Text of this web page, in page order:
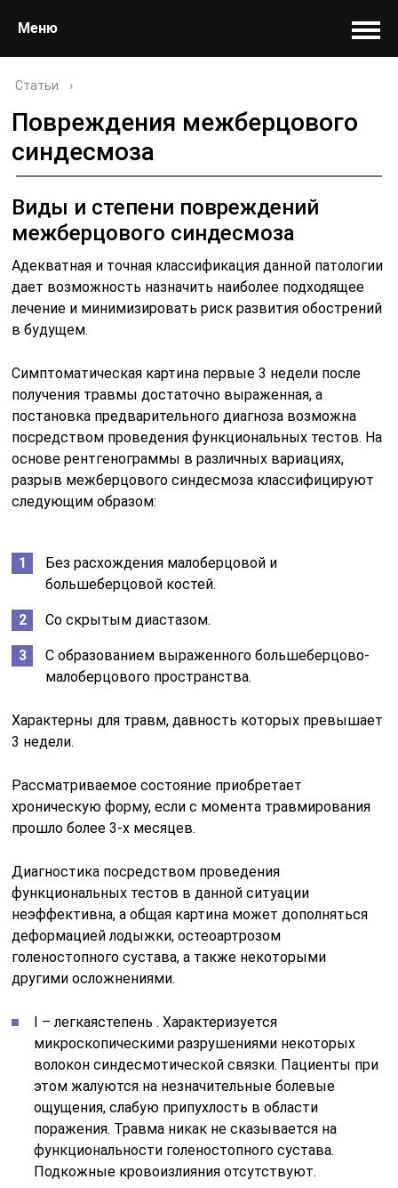
Меню
Статьи ›
Повреждения межберцового
синдесмоза
Виды и степени повреждений
межберцового синдесмоза
Адекватная и точная классификация данной патологии
дает возможность назначить наиболее подходящее
лечение и минимизировать риск развития обострений
в будущем.
Симптоматическая картина первые 3 недели после
получения травмы достаточно выраженная, а
постановка предварительного диагноза возможна
посредством проведения функциональных тестов. На
основе рентгенограммы в различных вариациях,
разрыв межберцового синдесмоза классифицируют
следующим образом:
Без расхождения малоберцовой и
большеберцовой костей.
Со скрытым диастазом.
С образованием выраженного большеберцово-
малоберцового пространства.
Характерны для травм, давность которых превышает
3 недели.
Рассматриваемое состояние приобретает
хроническую форму, если с момента травмирования
прошло более 3-х месяцев.
Диагностика посредством проведения
функциональных тестов в данной ситуации
неэффективна, а общая картина может дополняться
деформацией лодыжки, остеоартрозом
голеностопного сустава, а также некоторыми
другими осложнениями.
I – легкаястепень . Характеризуется
микроскопическими разрушениями некоторых
волокон синдесмотической связки. Пациенты при
этом жалуются на незначительные болевые
ощущения, слабую припухлость в области
поражения. Травма никак не сказывается на
функциональности голеностопного сустава.
Подкожные кровоизлияния отсутствуют.